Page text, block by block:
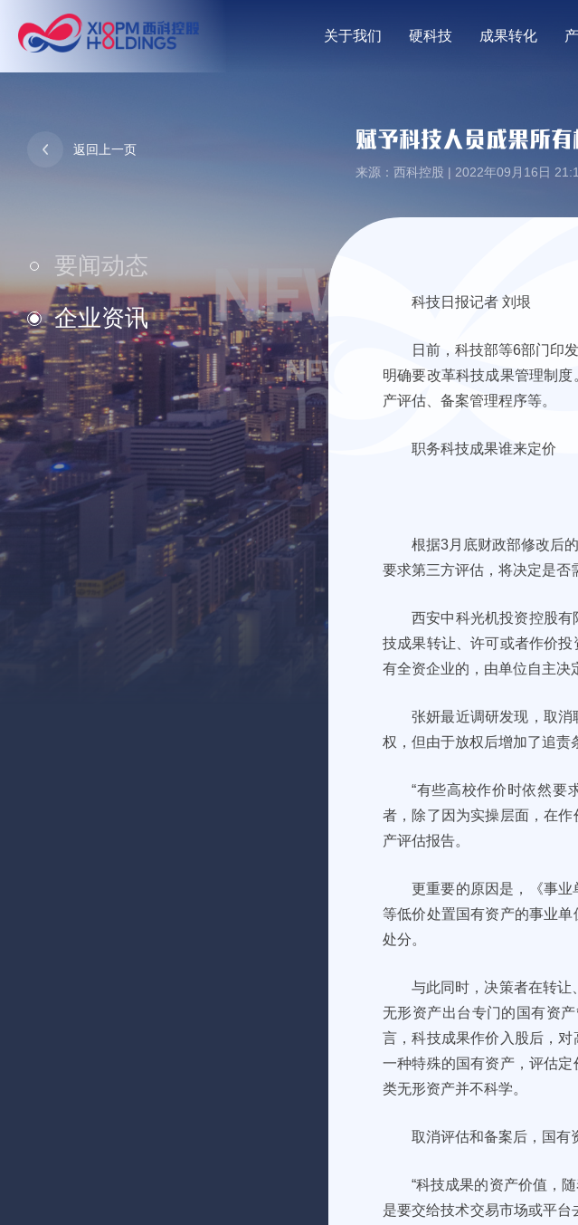
关于我们 硬科技 成果转化
返回上一页
要闻动态
企业资讯
赋予科技人员成果所
来源：西科控股 | 2022年09月16日
科技日报记者 刘垠
日前，科技部等6部门印
明确要改革科技成果管理制
产评估、备案管理程序等。
职务科技成果谁来定价
根据3月底财政部修改后
要求第三方评估，将决定是否
西安中科光机投资控股
技成果转让、许可或者作价
有全资企业的，由单位自主决
张妍最近调研发现，取
权，但由于放权后增加了追责
“有些高校作价时依然要
者，除了因为实操层面，在
产评估报告。
更重要的原因是，《事
等低价处置国有资产的事业单
处分。
与此同时，决策者在转让
无形资产出台专门的国有资
言，科技成果作价入股后，
一种特殊的国有资产，评估
类无形资产并不科学。
取消评估和备案后，国有
“科技成果的资产价值，
是要交给技术交易市场或平